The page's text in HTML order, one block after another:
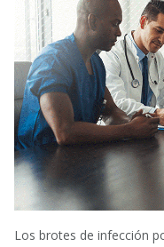
Los brotes de infección